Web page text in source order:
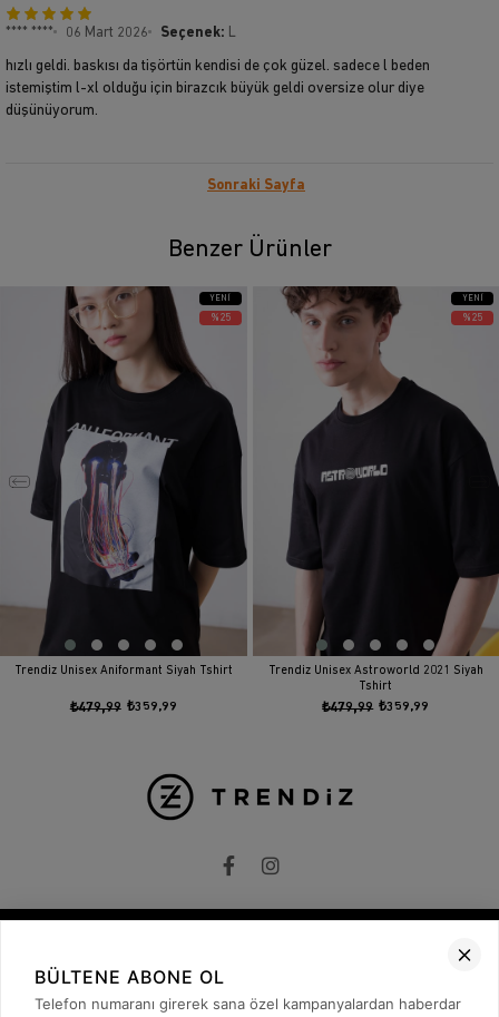
**** **** 06 Mart 2026 Seçenek: L
hızlı geldi. baskısı da tişörtün kendisi de çok güzel. sadece l beden
istemiştim l-xl olduğu için birazcık büyük geldi oversize olur diye
düşünüyorum.
Sonraki Sayfa
Benzer Ürünler
Trendiz Unisex Aniformant Siyah Tshirt
₺359,99
₺479,99
YENI
ÜRÜN
%25
Trendiz Unisex Astroworld 2021 Siyah
Tshirt
₺359,99
₺479,99
YENI
ÜRÜN
%25
Kurumsal
Hakkımızda
BÜLTENE ABONE OL
Telefon numaranı girerek sana özel kampanyalardan haberdar